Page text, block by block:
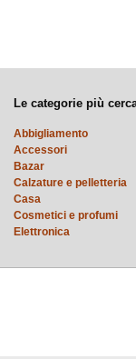
Le categorie più
Abbigliamento
Accessori
Bazar
Calzature e pelletteria
Casa
Cosmetici e profumi
Elettronica